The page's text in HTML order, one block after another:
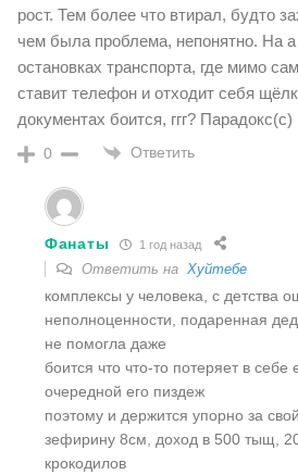
рост. Тем более что втирал, будто
чем была проблема, непонятно. На а
остановках транспорта, где мимо
ставит телефон и отходит себя
документах боится, ггг? Парадокс(с)
0 Ответить
Фанаты 1 год назад
Ответить на Хуйтебе
комплексы у человека, с детства
неполноценности, подаренная
не помогла даже
боится что что-то потеряет в себе
очередной его пиздеж
поэтому и держится упорно за
зефирину 8см, доход в 500 тыщ,
крокодилов